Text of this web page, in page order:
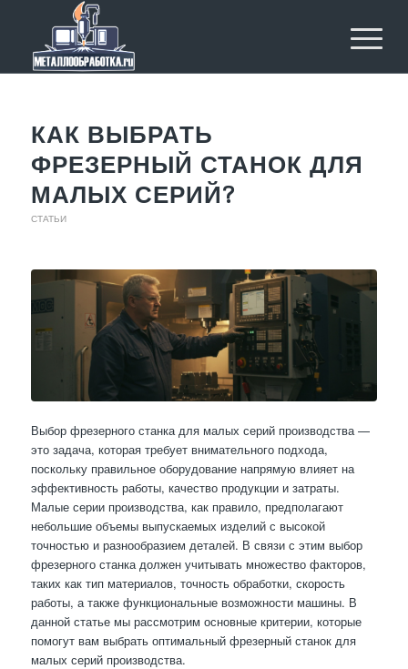
КАК ВЫБРАТЬ
ФРЕЗЕРНЫЙ СТАНОК ДЛЯ
МАЛЫХ СЕРИЙ?
СТАТЬИ
Выбор фрезерного станка для малых серий производства —
это задача, которая требует внимательного подхода,
поскольку правильное оборудование напрямую влияет на
эффективность работы, качество продукции и затраты.
Малые серии производства, как правило, предполагают
небольшие объемы выпускаемых изделий с высокой
точностью и разнообразием деталей. В связи с этим выбор
фрезерного станка должен учитывать множество факторов,
таких как тип материалов, точность обработки, скорость
работы, а также функциональные возможности машины. В
данной статье мы рассмотрим основные критерии, которые
помогут вам выбрать оптимальный фрезерный станок для
малых серий производства.